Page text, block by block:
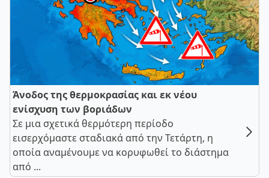
Άνοδος της θερμοκρασίας και εκ νέου
ενίσχυση των βοριάδων
Σε μια σχετικά θερμότερη περίοδο
εισερχόμαστε σταδιακά από την Τετάρτη, η
οποία αναμένουμε να κορυφωθεί το διάστημα
από ...